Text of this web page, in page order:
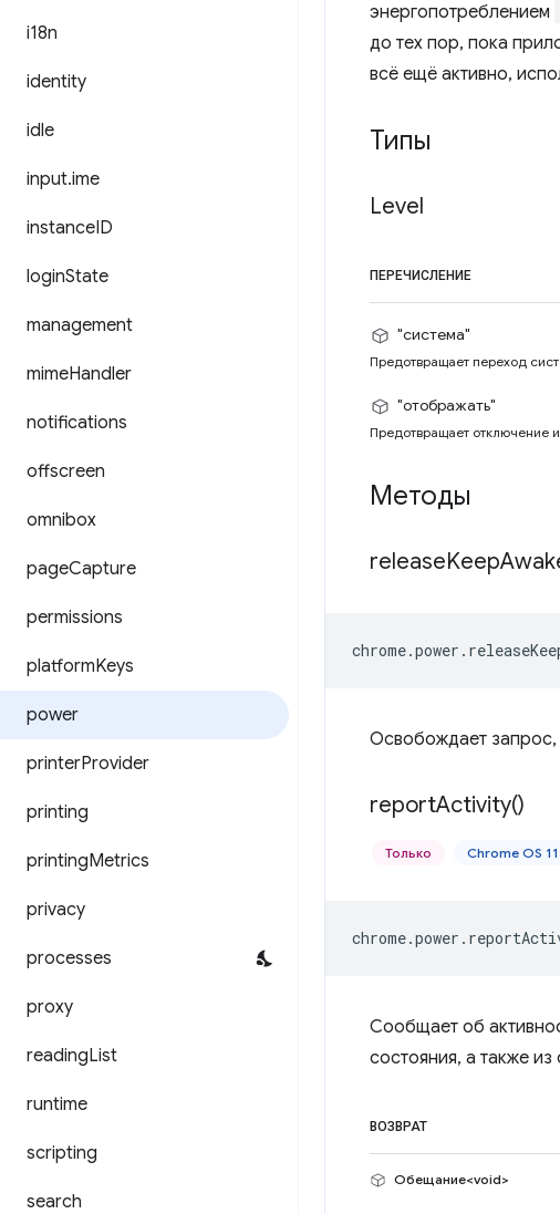
i18n
identity
idle
input.ime
instanceID
loginState
management
mimeHandler
notifications
offscreen
omnibox
pageCapture
permissions
platformKeys
power
printerProvider
printing
printingMetrics
privacy
processes
proxy
readingList
runtime
scripting
search
энергопотреблением
до тех пор, пока
всё ещё активно,
Типы
Level
ПЕРЕЧИСЛЕНИЕ
"система"
Предотвращает переход
"отображать"
Предотвращает отключение
Методы
releaseKeep
chrome.power .
Освобождает
reportActivity()
Только Chrome OS
chrome.power .
Сообщает об
состояния, а также из
ВОЗВРАТ
Обещание<void>